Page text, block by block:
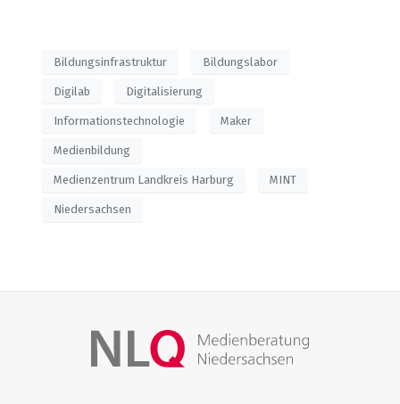
Bildungsinfrastruktur Bildungslabor
Digilab Digitalisierung
Informationstechnologie Maker
Medienbildung
Medienzentrum Landkreis Harburg MINT
Niedersachsen